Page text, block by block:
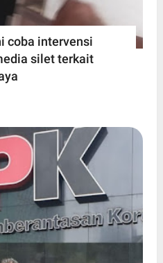
coba intervensi
silet terkait